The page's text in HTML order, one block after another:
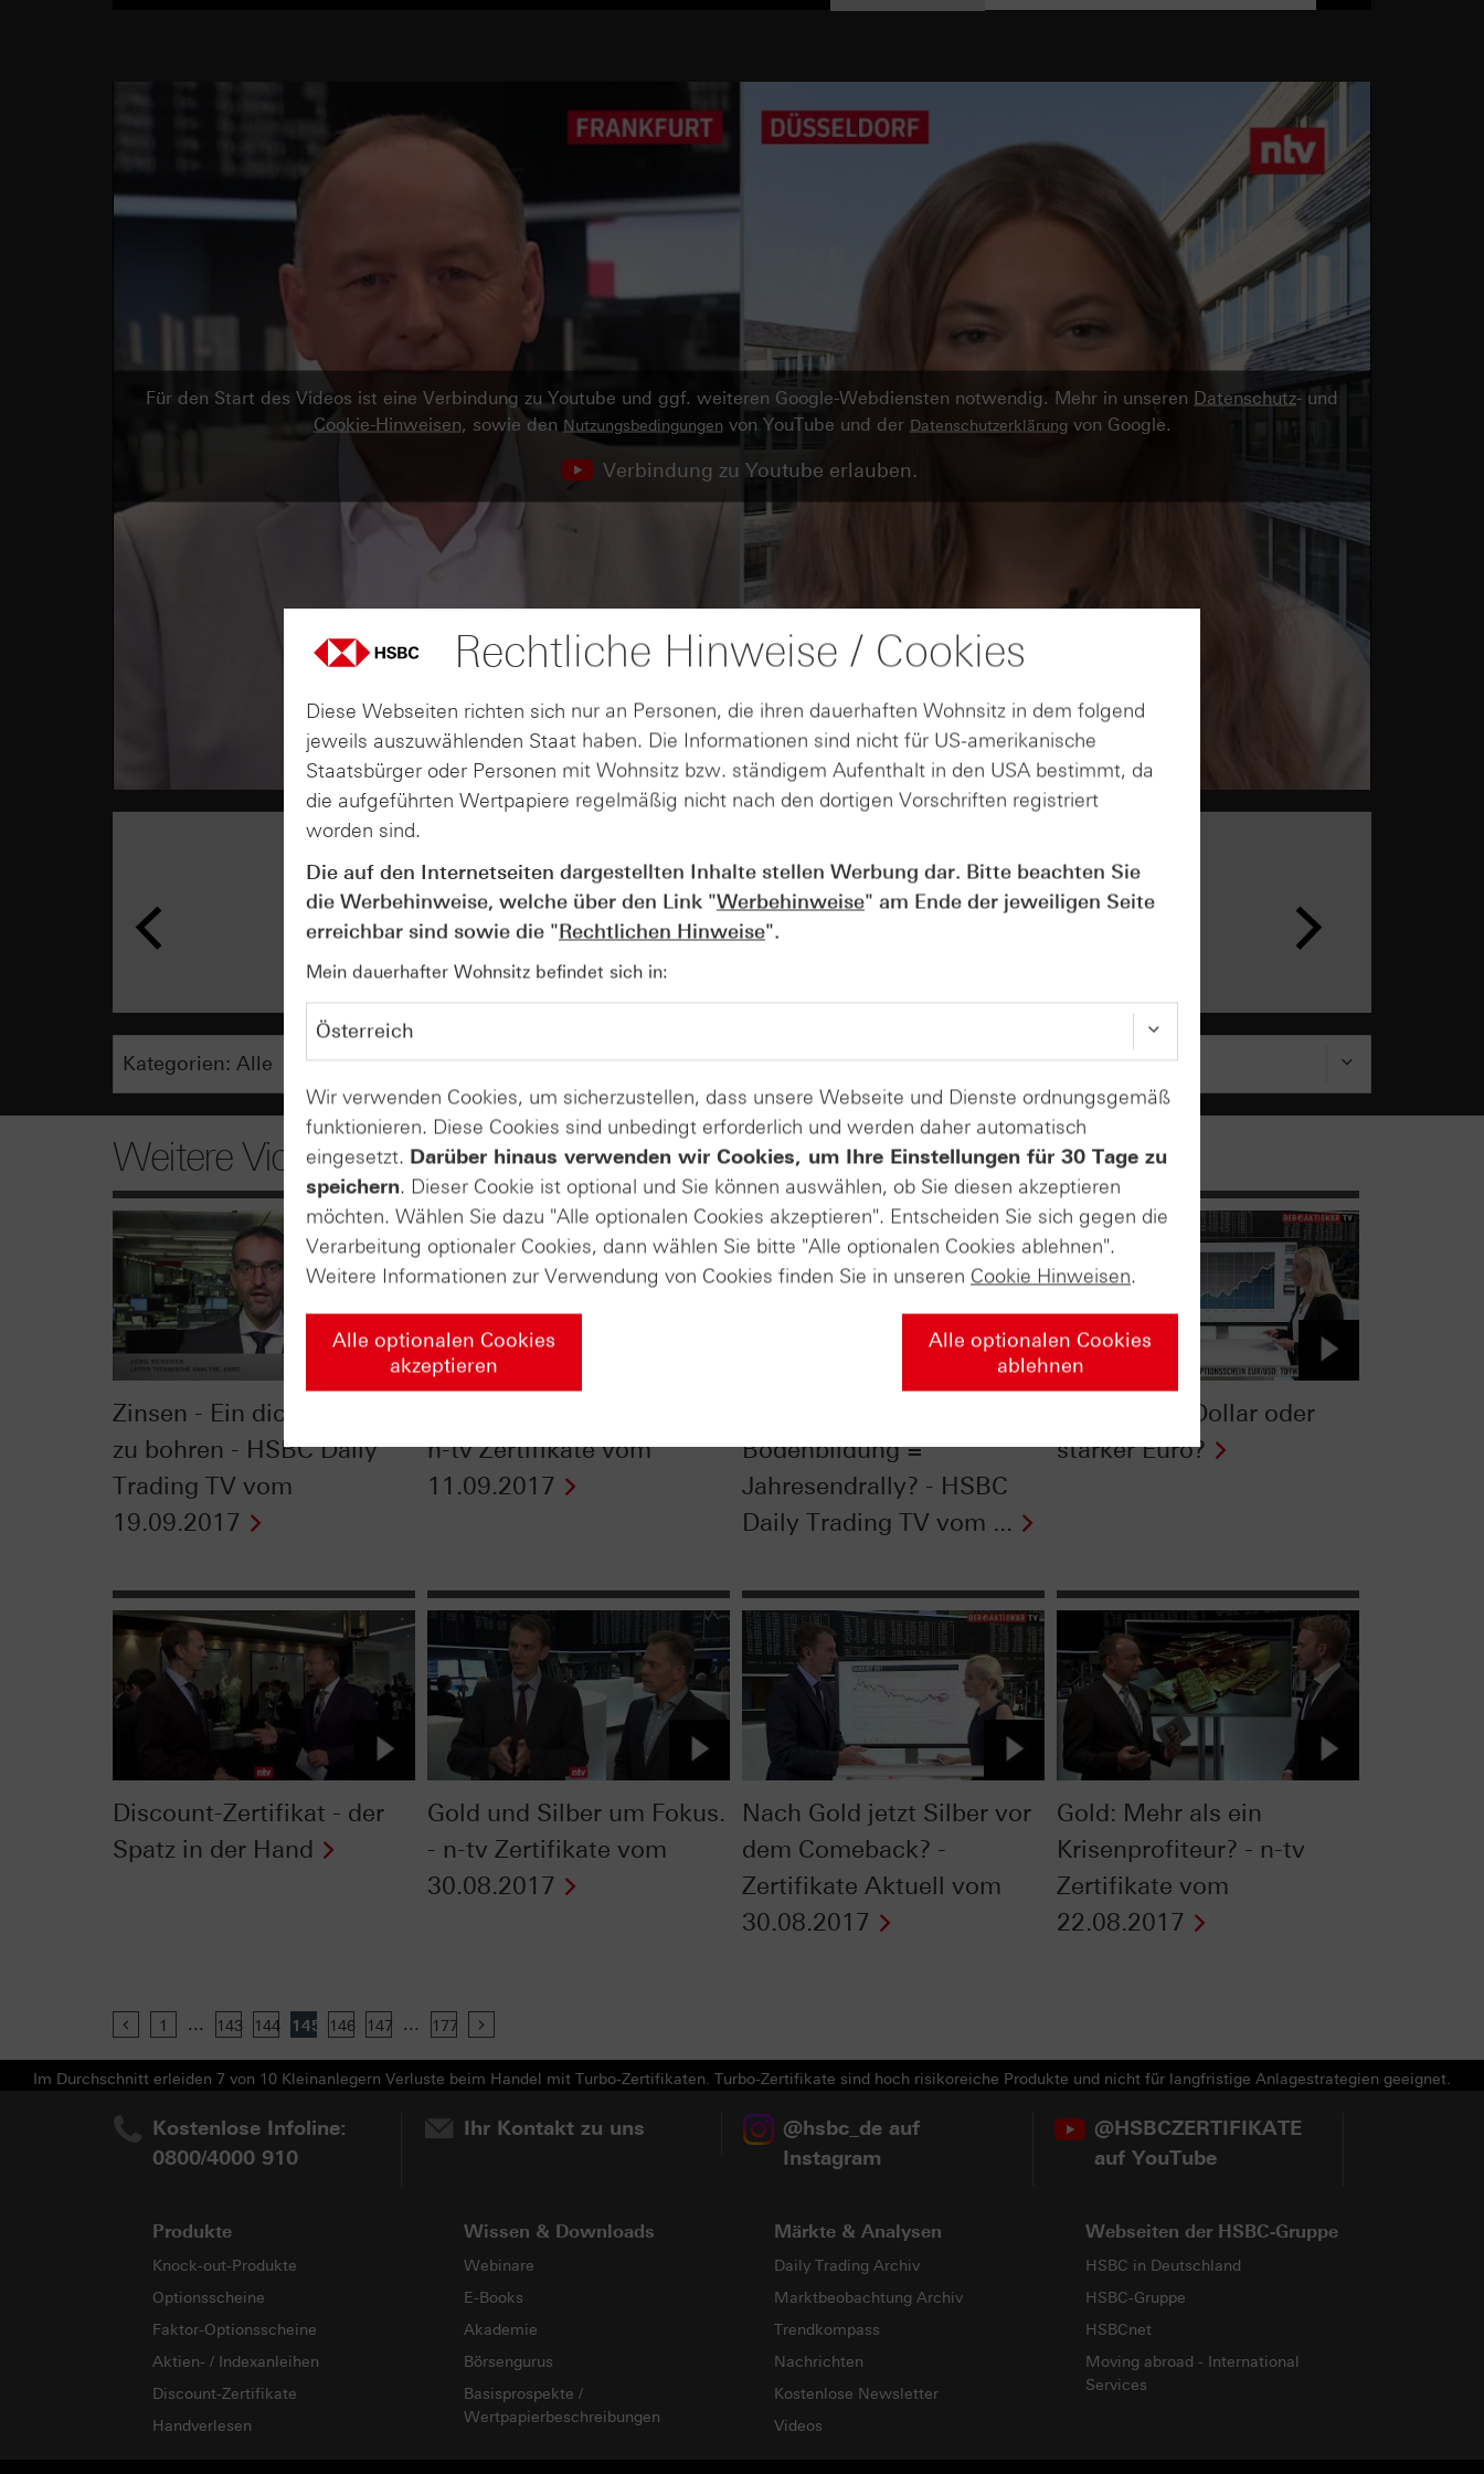
Für den Start des Videos ist eine Verbindung zu Youtube und ggf. weiteren Google-Webdiensten notwendig. Mehr in unseren Datenschutz- und
Cookie-Hinweisen, sowie den Nutzungsbedingungen von YouTube und der Datenschutzerklärung von Google.
Verbindung zu Youtube erlauben.
AUGUST
07
Wie lange bleibt der DAX® in
Rekordlaune? - ntv Zertifikate
07.08.26
Weitere Videos
Zinsen - Ein dickes Brett
zu bohren - HSBC Daily
Trading TV vom
19.09.2017
n-tv Zertifikate vom
11.09.2017
Bodenbildung =
Jahresendrally? - HSBC
Daily Trading TV vom ...
‎Schwacher Dollar oder
starker Euro?
Discount-Zertifikat - der
Spatz in der Hand
Gold und Silber um Fokus.
- n-tv Zertifikate vom
30.08.2017
Nach Gold jetzt Silber vor
dem Comeback? -
Zertifikate Aktuell vom
30.08.2017
Gold: Mehr als ein
Krisenprofiteur? - n-tv
Zertifikate vom
22.08.2017
Previous
1 ... 143 144 145 146 147 ... 177
Im Durchschnitt erleiden 7 von 10 Kleinanlegern Verluste beim Handel mit Turbo-Zertifikaten. Turbo-Zertifikate sind hoch risikoreiche Produkte und nicht für langfristige Anlagestrategien geeignet.
Kostenlose Infoline:
0800/4000 910
Ihr Kontakt zu uns
@hsbc_de auf
Instagram
@HSBCZERTIFIKATE
auf YouTube
Produkte
Knock-out-Produkte
Optionsscheine
Faktor-Optionsscheine
Aktien- / Indexanleihen
Discount-Zertifikate
Handverlesen
Wissen & Downloads
Webinare
E-Books
Akademie
Börsengurus
Basisprospekte /
Wertpapierbeschreibungen
Märkte & Analysen
Daily Trading Archiv
Marktbeobachtung Archiv
Trendkompass
Nachrichten
Kostenlose Newsletter
Videos
Webseiten der HSBC-Gruppe
HSBC in Deutschland
HSBC-Gruppe
HSBCnet
Moving abroad - International
Services
Rechtliche Hinweise / Cookies
Diese Webseiten richten sich nur an Personen, die ihren dauerhaften Wohnsitz in dem folgend
jeweils auszuwählenden Staat haben. Die Informationen sind nicht für US-amerikanische
Staatsbürger oder Personen mit Wohnsitz bzw. ständigem Aufenthalt in den USA bestimmt, da
die aufgeführten Wertpapiere regelmäßig nicht nach den dortigen Vorschriften registriert
worden sind.
Die auf den Internetseiten dargestellten Inhalte stellen Werbung dar. Bitte beachten Sie
die Werbehinweise, welche über den Link "Werbehinweise" am Ende der jeweiligen Seite
erreichbar sind sowie die "Rechtlichen Hinweise".
Mein dauerhafter Wohnsitz befindet sich in:
Wir verwenden Cookies, um sicherzustellen, dass unsere Webseite und Dienste ordnungsgemäß
funktionieren. Diese Cookies sind unbedingt erforderlich und werden daher automatisch
eingesetzt. Darüber hinaus verwenden wir Cookies, um Ihre Einstellungen für 30 Tage zu
speichern. Dieser Cookie ist optional und Sie können auswählen, ob Sie diesen akzeptieren
möchten. Wählen Sie dazu "Alle optionalen Cookies akzeptieren". Entscheiden Sie sich gegen die
Verarbeitung optionaler Cookies, dann wählen Sie bitte "Alle optionalen Cookies ablehnen".
Weitere Informationen zur Verwendung von Cookies finden Sie in unseren Cookie Hinweisen.
Alle optionalen Cookies
akzeptieren
Alle optionalen Cookies
ablehnen